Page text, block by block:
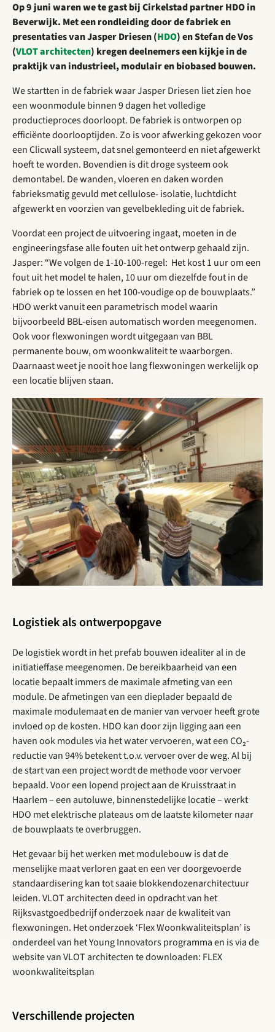
Op 9 juni waren we te gast bij Cirkelstad partner HDO in
Beverwijk. Met een rondleiding door de fabriek en
presentaties van Jasper Driesen (HDO) en Stefan de Vos
(VLOT architecten) kregen deelnemers een kijkje in de
praktijk van industrieel, modulair en biobased bouwen.
We startten in de fabriek waar Jasper Driesen liet zien hoe
een woonmodule binnen 9 dagen het volledige
productieproces doorloopt. De fabriek is ontworpen op
efficiënte doorlooptijden. Zo is voor afwerking gekozen voor
een Clicwall systeem, dat snel gemonteerd en niet afgewerkt
hoeft te worden. Bovendien is dit droge systeem ook
demontabel. De wanden, vloeren en daken worden
fabrieksmatig gevuld met cellulose- isolatie, luchtdicht
afgewerkt en voorzien van gevelbekleding uit de fabriek.
Voordat een project de uitvoering ingaat, moeten in de
engineeringsfase alle fouten uit het ontwerp gehaald zijn.
Jasper: “We volgen de 1-10-100-regel: Het kost 1 uur om een
fout uit het model te halen, 10 uur om diezelfde fout in de
fabriek op te lossen en het 100-voudige op de bouwplaats.”
HDO werkt vanuit een parametrisch model waarin
bijvoorbeeld BBL-eisen automatisch worden meegenomen.
Ook voor flexwoningen wordt uitgegaan van BBL
permanente bouw, om woonkwaliteit te waarborgen.
Daarnaast weet je nooit hoe lang flexwoningen werkelijk op
een locatie blijven staan.
Logistiek als ontwerpopgave
De logistiek wordt in het prefab bouwen idealiter al in de
initiatieffase meegenomen. De bereikbaarheid van een
locatie bepaalt immers de maximale afmeting van een
module. De afmetingen van een dieplader bepaald de
maximale modulemaat en de manier van vervoer heeft grote
invloed op de kosten. HDO kan door zijn ligging aan een
haven ook modules via het water vervoeren, wat een CO₂-
reductie van 94% betekent t.o.v. vervoer over de weg. Al bij
de start van een project wordt de methode voor vervoer
bepaald. Voor een lopend project aan de Kruisstraat in
Haarlem – een autoluwe, binnenstedelijke locatie – werkt
HDO met elektrische plateaus om de laatste kilometer naar
de bouwplaats te overbruggen.
Het gevaar bij het werken met modulebouw is dat de
menselijke maat verloren gaat en een ver doorgevoerde
standaardisering kan tot saaie blokkendozenarchitectuur
leiden. VLOT architecten deed in opdracht van het
Rijksvastgoedbedrijf onderzoek naar de kwaliteit van
flexwoningen. Het onderzoek ‘Flex Woonkwaliteitsplan’ is
onderdeel van het Young Innovators programma en is via de
website van VLOT architecten te downloaden: FLEX
woonkwaliteitsplan
Verschillende projecten